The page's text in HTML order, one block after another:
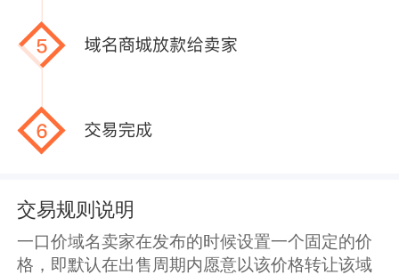
交易规则说明
一口价域名卖家在发布的时候设置一个固定的价
格，即默认在出售周期内愿意以该价格转让该域